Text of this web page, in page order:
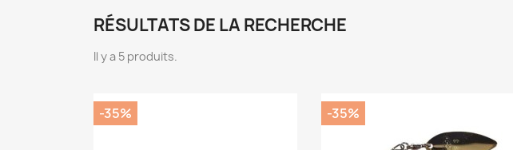
RÉSULTATS DE LA RECHERCHE
Il y a 5 produits.
-35% -35%